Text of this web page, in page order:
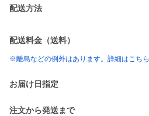
配送方法
配送料金（送料）
※離島などの例外はあります。詳細はこちら
お届け日指定
注文から発送まで